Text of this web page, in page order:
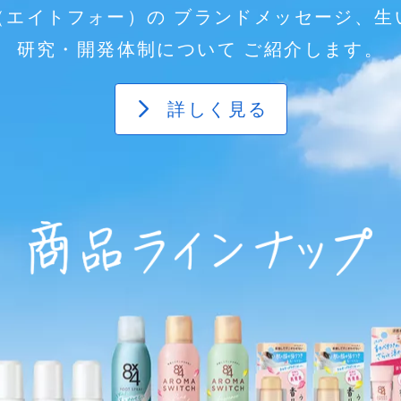
エイトフォー）の ブランドメッセージ、生
研究・開発体制について ご紹介します。
詳しく見る